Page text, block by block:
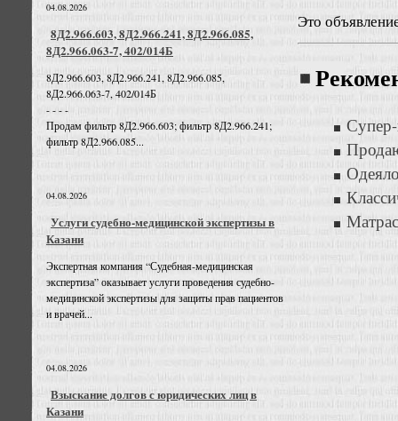
04.08.2026
8Д2.966.603, 8Д2.966.241, 8Д2.966.085,
8Д2.966.063-7, 402/014Б
8Д2.966.603, 8Д2.966.241, 8Д2.966.085,
8Д2.966.063-7, 402/014Б
- - - -
Продам фильтр 8Д2.966.603; фильтр 8Д2.966.241;
фильтр 8Д2.966.085...
04.08.2026
Услуги судебно-медицинской экспертизы в
Казани
Экспертная компания “Судебная-медицинская
экспертиза” оказывает услуги проведения судебно-
медицинской экспертизы для защиты прав пациентов
и врачей...
04.08.2026
Взыскание долгов с юридических лиц в
Казани
Это
Супер-